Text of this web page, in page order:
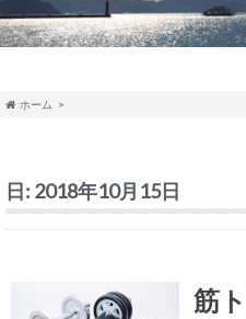
ホーム
日: 2018年10月15日
筋